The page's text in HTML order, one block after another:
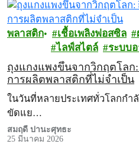
พลาสติก เชื้อเพลิงฟอสซิล
ไลฟ์สไตล์
ระบบ
ถุงแกงแพงขึ้นจากวิกฤตโลก
การผลิตพลาสติกที่ไม่จำเป็น
ในวันที่หลายประเทศทั่วโลกกำ
ขัดแย…
สมฤดี ปานะศุทธะ
25 มีนาคม 2026